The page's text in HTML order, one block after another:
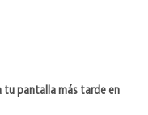
tu pantalla más tarde en